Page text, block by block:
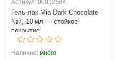
Артикул: 00012584
Гель‑лак Mia Dark Chocolate
№7, 10 мл — стойкое
покрытие
Наличие: много